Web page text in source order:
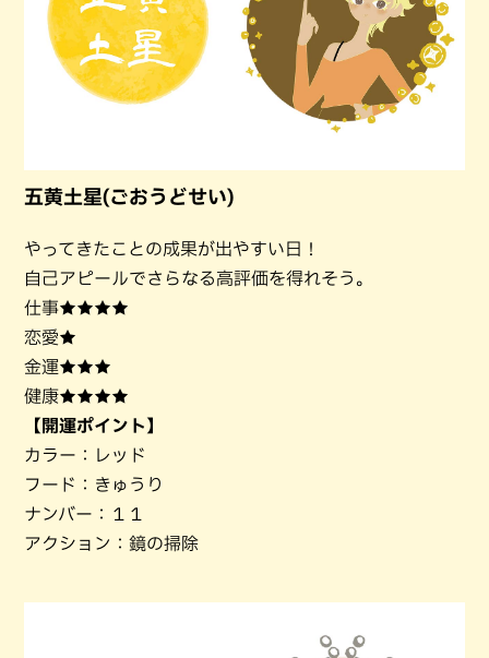
五黄土星(ごおうどせい)
やってきたことの成果が出やすい日！
自己アピールでさらなる高評価を得れそう。
仕事★★★★
恋愛★
金運★★★
健康★★★★
【開運ポイント】
カラー：レッド
フード：きゅうり
ナンバー：１１
アクション：鏡の掃除